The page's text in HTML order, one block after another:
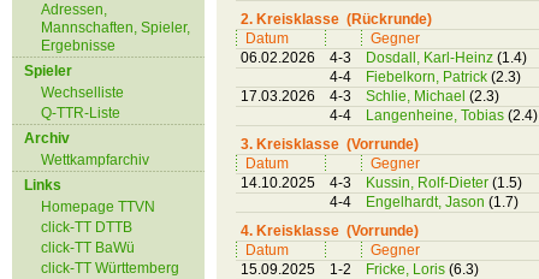
Adressen,
Mannschaften, Spieler,
Ergebnisse
Spieler
Wechselliste
Q-TTR-Liste
Archiv
Wettkampfarchiv
Links
Homepage TTVN
click-TT DTTB
click-TT BaWü
click-TT Württemberg
2. Kreisklasse (Rückrunde)
Datum
Gegner
06.02.2026
4-3 Dosdall, Karl-Heinz (1.4)
4-4
Fiebelkorn, Patrick (2.3)
17.03.2026
4-3 Schlie, Michael (2.3)
4-4
Langenheine, Tobias (2.4)
3. Kreisklasse (Vorrunde)
Datum
Gegner
14.10.2025
4-3 Kussin, Rolf-Dieter (1.5)
4-4
Engelhardt, Jason (1.7)
4. Kreisklasse (Vorrunde)
Datum
Gegner
15.09.2025
1-2 Fricke, Loris (6.3)